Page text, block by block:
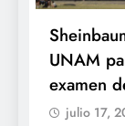
UNAM
examen
julio 17,